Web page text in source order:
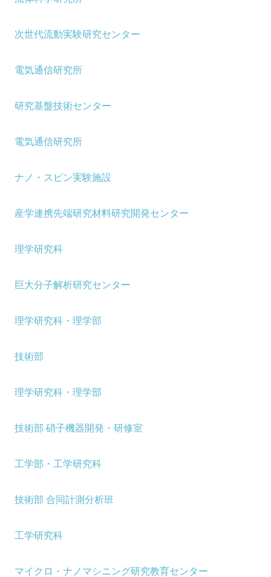
次世代流動実験研究センター
電気通信研究所
研究基盤技術センター
電気通信研究所
ナノ・スピン実験施設
産学連携先端研究材料研究開発センター
理学研究科
巨大分子解析研究センター
理学研究科・理学部
技術部
理学研究科・理学部
技術部 硝子機器開発・研修室
工学部・工学研究科
技術部 合同計測分析班
工学研究科
マイクロ・ナノマシニング研究教育センター